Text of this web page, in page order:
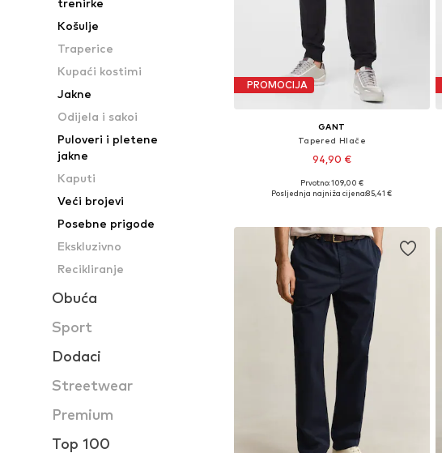
trenirke
Košulje
Traperice
Kupaći kostimi
Jakne
Odijela i sakoi
Puloveri i pletene
jakne
Kaputi
Veći brojevi
Posebne prigode
Ekskluzivno
Recikliranje
Obuća
Sport
Dodaci
Streetwear
Premium
Top 100
PROMOCIJA
GANT
Tapered Hlače
94,90 €
Dostupno u više veličina
Prvotno: 109,00 €
Posljednja najniža cijena:85,41 €